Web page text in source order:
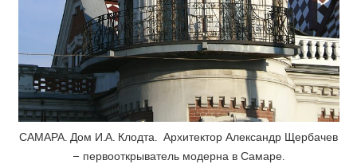
САМАРА. Дом И.А. Клодта. Архитектор Александр Щербачев
– первооткрыватель модерна в Самаре.